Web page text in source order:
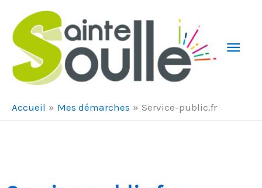
Accueil Mes démarches Service-public.fr